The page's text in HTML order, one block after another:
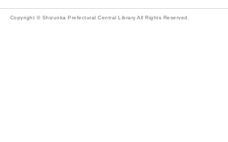
Copyright © Shizuoka Prefectural Central Library All Rights Reserved.